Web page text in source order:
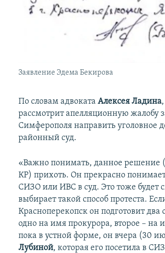
Заявление Эдема Бекирова
По словам адвокатаАлексея Ладина
рассмотрит апелляционную жалобу
Симферополя направить уголовное
районный суд.
«Важно понимать, данное решение
КР) прихоть. Он прекрасно
СИЗО или ИВС в суд. Это тоже будет
выбирает такой способ протеста.
Красноперекопск он подготовит
одно на имя прокурора, второе –
пока в устной форме, он вчера (30
Лубиной, которая его посетила в